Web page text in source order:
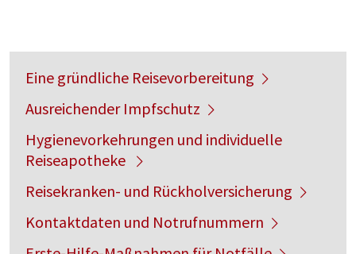
Eine gründliche Reisevorbereitung
Ausreichender Impfschutz
Hygienevorkehrungen und individuelle
Reiseapotheke
Reisekranken- und Rückholversicherung
Kontaktdaten und Notrufnummern